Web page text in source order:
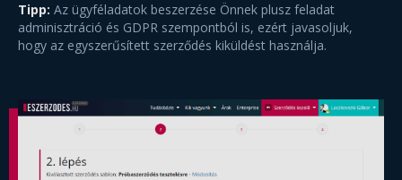
Tipp: Az ügyféladatok beszerzése Önnek plusz feladat
adminisztráció és GDPR szempontból is, ezért javasoljuk,
hogy az egyszerűsített szerződés kiküldést használja.